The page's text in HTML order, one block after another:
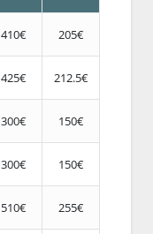
410€ 205€
425€ 212.5€
300€ 150€
300€ 150€
510€ 255€